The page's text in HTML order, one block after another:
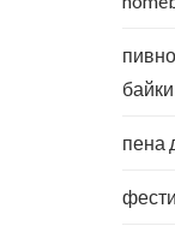
байки
пена